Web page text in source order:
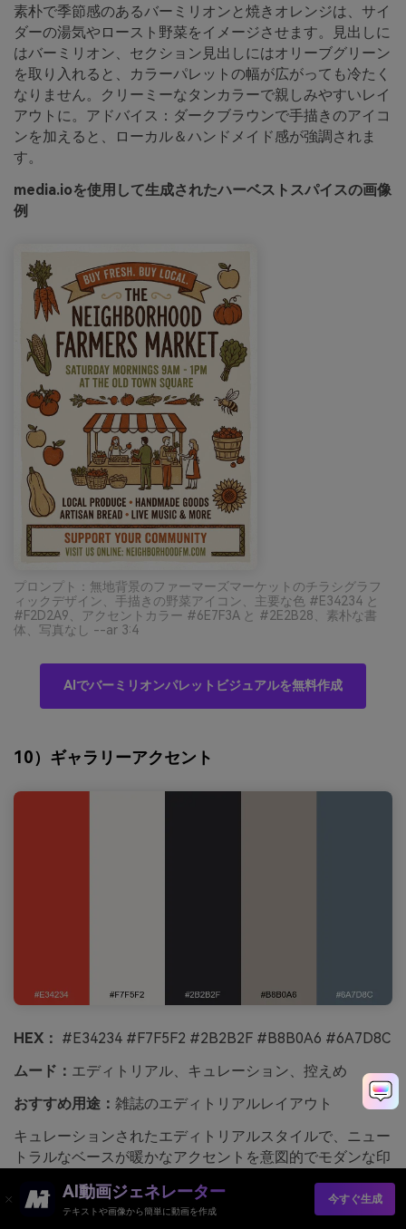
素朴で季節感のあるバーミリオンと焼きオレンジは、サイ
ダーの湯気やロースト野菜をイメージさせます。見出しに
はバーミリオン、セクション見出しにはオリーブグリーン
を取り入れると、カラーパレットの幅が広がっても冷たく
なりません。クリーミーなタンカラーで親しみやすいレイ
アウトに。アドバイス：ダークブラウンで手描きのアイコ
ンを加えると、ローカル＆ハンドメイド感が強調されま
す。
media.ioを使用して生成されたハーベストスパイスの画像
例
プロンプト：無地背景のファーマーズマーケットのチラシグラフ
ィックデザイン、手描きの野菜アイコン、主要な色 #E34234 と
#F2D2A9、アクセントカラー #6E7F3A と #2E2B28、素朴な書
体、写真なし --ar 3:4
AIでバーミリオンパレットビジュアルを無料作成
10）ギャラリーアクセント
HEX： #E34234 #F7F5F2 #2B2B2F #B8B0A6 #6A7D8C
ムード： エディトリアル、キュレーション、控えめ
おすすめ用途： 雑誌のエディトリアルレイアウト
キュレーションされたエディトリアルスタイルで、ニュー
トラルなベースが暖かなアクセントを意図的でモダンな印
ョンマーカーに、チャコールは本文テキストに。ダスティ
スレートはグラフやサイドバーに使うことで落ち着いた印
AI動画ジェネレーター
テキストや画像から簡単に動画を作成
今すぐ生成